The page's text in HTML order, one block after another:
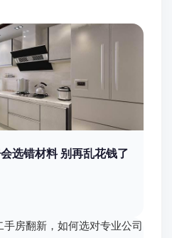
选错材料 别再乱花钱了